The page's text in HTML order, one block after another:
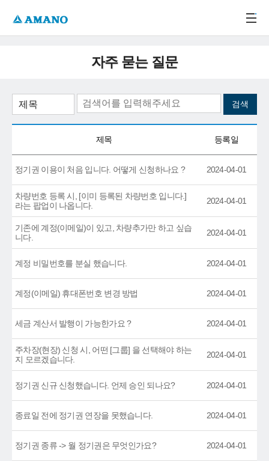
자주 묻는 질문
제목 등록일
정기권 이용이 처음 입니다. 어떻게 신청하나요 ? 2024-04-01
차량번호 등록 시, [이미 등록된 차량번호 입니다.]
라는 팝업이 나옵니다.
2024-04-01
기존에 계정(이메일)이 있고, 차량추가만 하고 싶습
니다.
2024-04-01
계정 비밀번호를 분실 했습니다. 2024-04-01
계정(이메일) 휴대폰번호 변경 방법 2024-04-01
세금 계산서 발행이 가능한가요 ? 2024-04-01
주차장(현장) 신청 시, 어떤 [그룹] 을 선택해야 하는
지 모르겠습니다.
2024-04-01
정기권 신규 신청했습니다. 언제 승인 되나요? 2024-04-01
종료일 전에 정기권 연장을 못했습니다. 2024-04-01
정기권 종류 -> 월 정기권은 무엇인가요? 2024-04-01